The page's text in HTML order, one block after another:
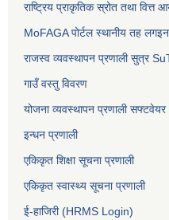
राष्ट्रिय प्राकृतिक स्रोत तथा वित्त
MoFAGA पोर्टल स्थानीय तह लगइन
राजस्व व्यवस्थापन प्रणाली सुत्र
गाउँ वस्तु विवरण
योजना व्यवस्थापन प्रणाली सफ्टवेयर
इन्धन प्रणाली
एकिकृत शिक्षा सूचना प्रणाली
एकिकृत स्वास्थ्य सूचना प्रणाली
ई-हाजिरी (HRMS Login)